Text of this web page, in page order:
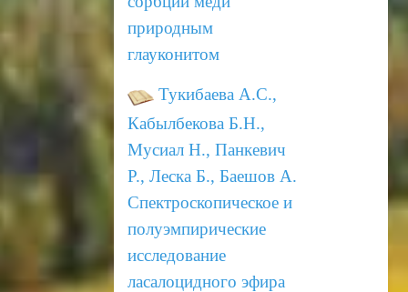
природным
глауконитом
Тукибаева А.С.,
Кабылбекова Б.Н.,
Мусиал Н., Панкевич
Р., Леска Б., Баешов А.
Спектроскопическое и
полуэмпирические
исследование
ласалоцидного эфира